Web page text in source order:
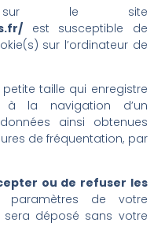
sur le site
est susceptible de
sur l’ordinateur de
taille qui enregistre
à la navigation d’un
ainsi obtenues
de fréquentation, par
ou de refuser les
de votre
sera déposé sans votre